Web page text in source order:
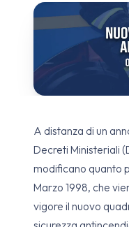
A distanza di un
Decreti Ministeriali
modificano quanto
Marzo 1998, che
vigore il nuovo